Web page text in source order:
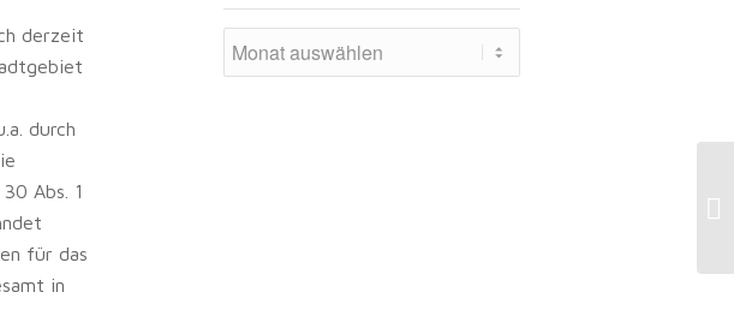
derzeit
durch
Abs. 1
für das
in